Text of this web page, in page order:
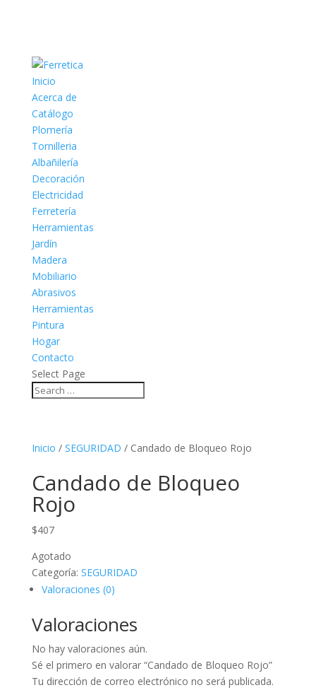
Inicio
Acerca de
Catálogo
Plomería
Tornilleria
Albañilería
Decoración
Electricidad
Ferretería
Herramientas
Jardín
Madera
Mobiliario
Abrasivos
Herramientas
Pintura
Hogar
Contacto
Select Page
Inicio / SEGURIDAD / Candado de Bloqueo Rojo
Candado de Bloqueo
Rojo
$407
Agotado
Categoría: SEGURIDAD
Valoraciones (0)
Valoraciones
No hay valoraciones aún.
Sé el primero en valorar “Candado de Bloqueo Rojo”
Tu dirección de correo electrónico no será publicada.